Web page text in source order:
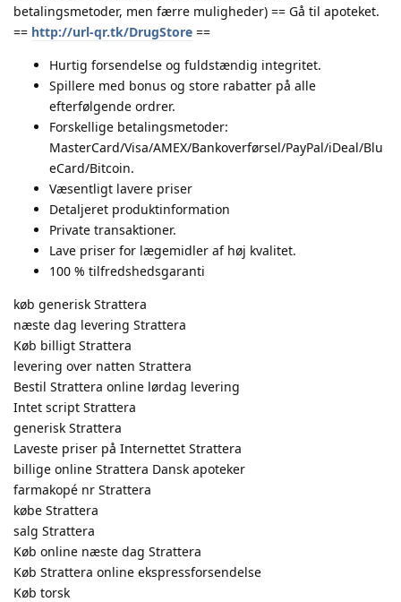
betalingsmetoder, men færre muligheder) == Gå til apoteket.
== http://url-qr.tk/DrugStore ==
Hurtig forsendelse og fuldstændig integritet.
Spillere med bonus og store rabatter på alle
efterfølgende ordrer.
Forskellige betalingsmetoder:
MasterCard/Visa/AMEX/Bankoverførsel/PayPal/iDeal/Blu
eCard/Bitcoin.
Væsentligt lavere priser
Detaljeret produktinformation
Private transaktioner.
Lave priser for lægemidler af høj kvalitet.
100 % tilfredshedsgaranti
køb generisk Strattera
næste dag levering Strattera
Køb billigt Strattera
levering over natten Strattera
Bestil Strattera online lørdag levering
Intet script Strattera
generisk Strattera
Laveste priser på Internettet Strattera
billige online Strattera Dansk apoteker
farmakopé nr Strattera
købe Strattera
salg Strattera
Køb online næste dag Strattera
Køb Strattera online ekspressforsendelse
Køb torsk